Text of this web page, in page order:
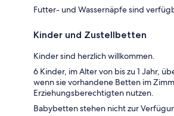
Futter- und Wassernäpfe sind
Kinder und Zustellbetten
Kinder sind herzlich willkommen.
6 Kinder, im Alter von bis zu 1 Jahr,
wenn sie vorhandene Betten im
Erziehungsberechtigten nutzen.
Babybetten stehen nicht zur